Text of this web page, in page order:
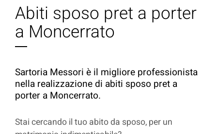
Abiti sposo pret a porter
a Moncerrato
Sartoria Messori è il migliore professionista
nella realizzazione di abiti sposo pret a
porter a Moncerrato.
Stai cercando il tuo abito da sposo, per un